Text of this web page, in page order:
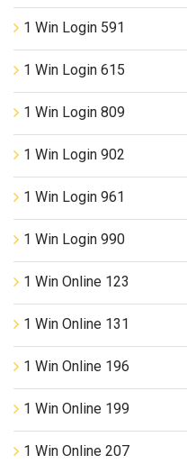
1 Win Login 591
1 Win Login 615
1 Win Login 809
1 Win Login 902
1 Win Login 961
1 Win Login 990
1 Win Online 123
1 Win Online 131
1 Win Online 196
1 Win Online 199
1 Win Online 207